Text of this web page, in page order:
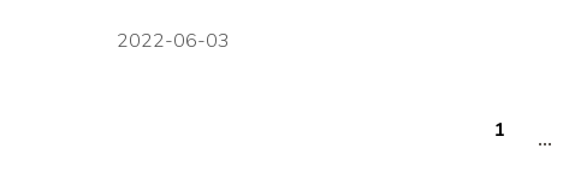
2022-06-03
1 ...